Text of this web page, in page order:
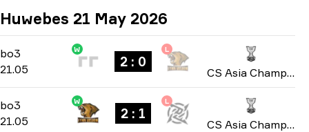
Huwebes 21 May 2026
bo3 -bo3
21.05
W
2 : 0
L
CS Asia Championships 2026
bo3 -bo3
21.05
W
2 : 1
L
CS Asia Championships 2026